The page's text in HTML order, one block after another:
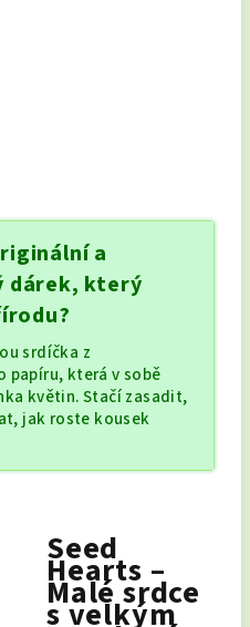
a
dárek, který
srdíčka z
papíru, která v sobě
květin. Stačí zasadit,
jak roste kousek
Seed
Hearts –
Malé srdce
s velkým